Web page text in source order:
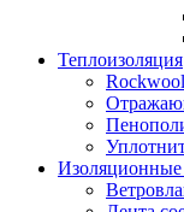
Теплоизоляция
Rockwool